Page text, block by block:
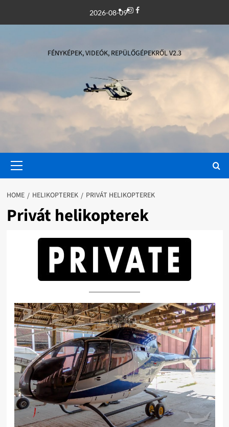
2026-08-09Instagram
Facebook
FÉNYKÉPEK, VIDEÓK, REPÜLŐGÉPEKRŐL V2.3
Menu
HOME HELIKOPTEREK PRIVÁT HELIKOPTEREK
Privát helikopterek